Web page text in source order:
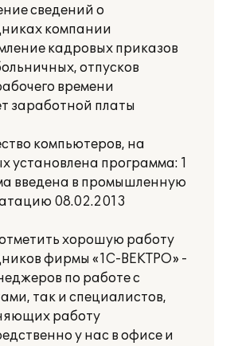
сведений о
компании
кадровых приказов
отпусков
времени
заработной платы
компьютеров, на
установлена программа: 1
введена в промышленную
08.02.2013
хорошую работу
фирмы «1С-ВЕКТРО» -
по работе с
так и специалистов,
работу
у нас в офисе и